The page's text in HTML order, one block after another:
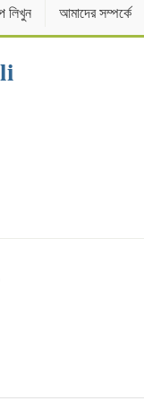
লিখুন আমাদের সম্পর্কে